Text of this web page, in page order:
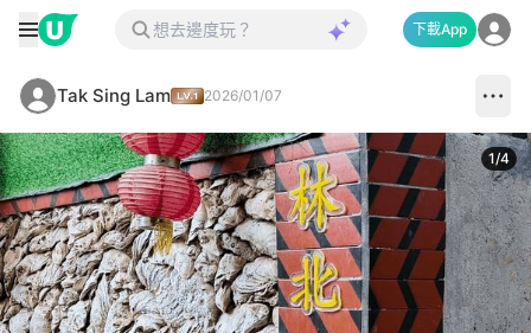
下載App
Tak Sing Lam 2026/01/07
1/4